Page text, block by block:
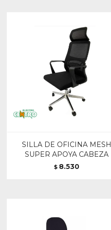
SILLA DE OFICINA MESH
SUPER APOYA CABEZA
$ 8.530